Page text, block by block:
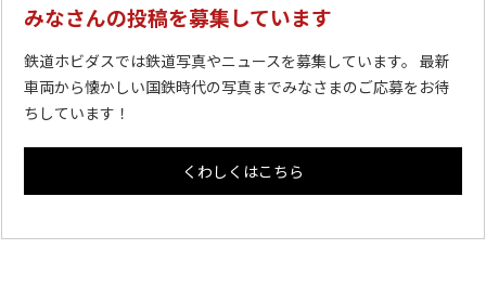
みなさんの投稿を募集しています
鉄道ホビダスでは鉄道写真やニュースを募集しています。 最新
車両から懐かしい国鉄時代の写真までみなさまのご応募をお待
ちしています！
くわしくはこちら